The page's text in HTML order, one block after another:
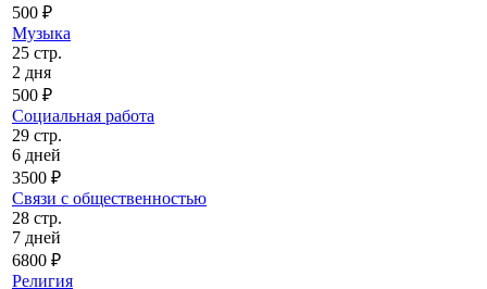
500 ₽
Музыка
25 стр.
2 дня
500 ₽
Социальная работа
29 стр.
6 дней
3500 ₽
Связи с общественностью
28 стр.
7 дней
6800 ₽
Религия